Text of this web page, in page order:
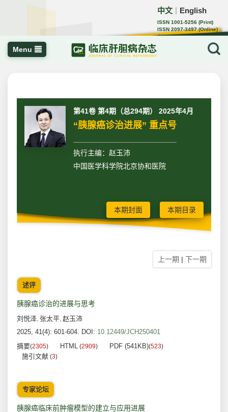
中文 English
ISSN 1001-5256 (Print)
ISSN 2097-3497 (Online)
CN 22-1108/R
Menu
第41卷 第4期（总294期） 2025年4月
“胰腺癌诊治进展” 重点号
执行主编：赵玉沛
中国医学科学院北京协和医院
本期封面 本期目录
上一期 | 下一期
述评
胰腺癌诊治的进展与思考
刘悦泽, 张太平, 赵玉沛
2025, 41(4): 601-604. DOI: 10.12449/JCH250401
摘要(2305) HTML (2909) PDF (541KB)(523)
施引文献 (3)
专家论坛
胰腺癌临床前肿瘤模型的建立与应用进展